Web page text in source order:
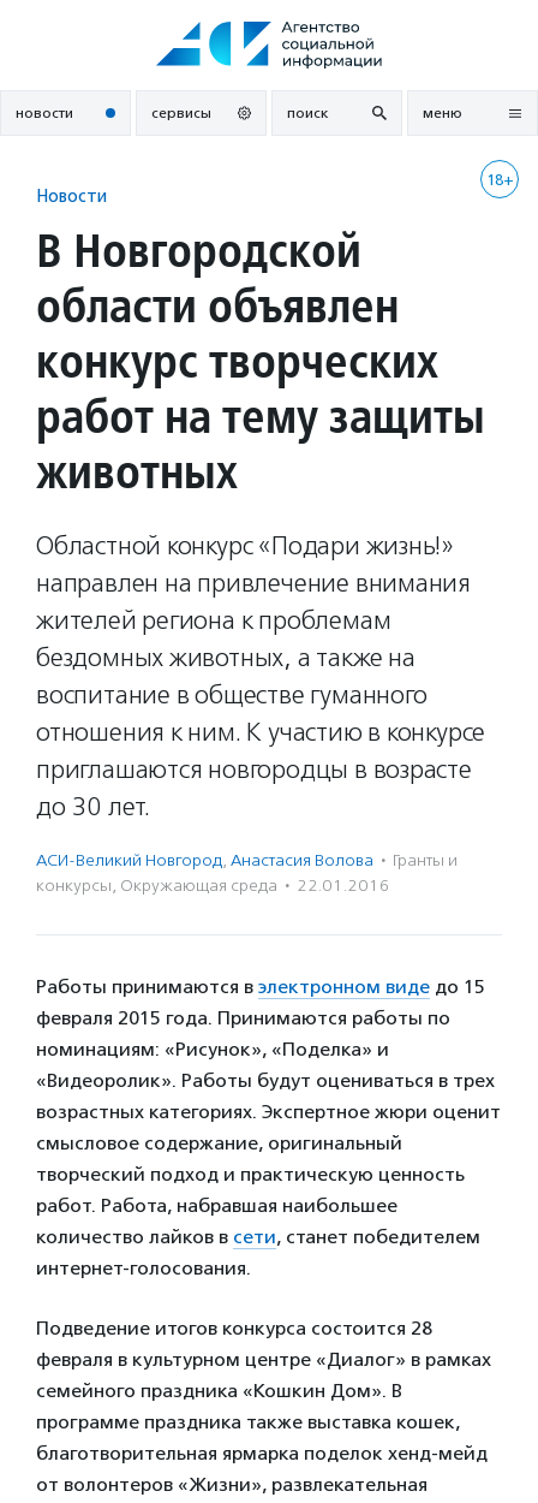
новости сервисы поиск меню
18+
Новости
В Новгородской
области объявлен
конкурс творческих
работ на тему защиты
животных
Областной конкурс «Подари жизнь!»
направлен на привлечение внимания
жителей региона к проблемам
бездомных животных, а также на
воспитание в обществе гуманного
отношения к ним. К участию в конкурсе
приглашаются новгородцы в возрасте
до 30 лет.
АСИ-Великий Новгород, Анастасия Волова · Гранты и
конкурсы, Окружающая среда · 22.01.2016
Работы принимаются в электронном виде до 15
февраля 2015 года. Принимаются работы по
номинациям: «Рисунок», «Поделка» и
«Видеоролик». Работы будут оцениваться в трех
возрастных категориях. Экспертное жюри оценит
смысловое содержание, оригинальный
творческий подход и практическую ценность
работ. Работа, набравшая наибольшее
количество лайков в сети, станет победителем
интернет-голосования.
Подведение итогов конкурса состоится 28
февраля в культурном центре «Диалог» в рамках
семейного праздника «Кошкин Дом». В
программе праздника также выставка кошек,
благотворительная ярмарка поделок хенд-мейд
от волонтеров «Жизни», развлекательная